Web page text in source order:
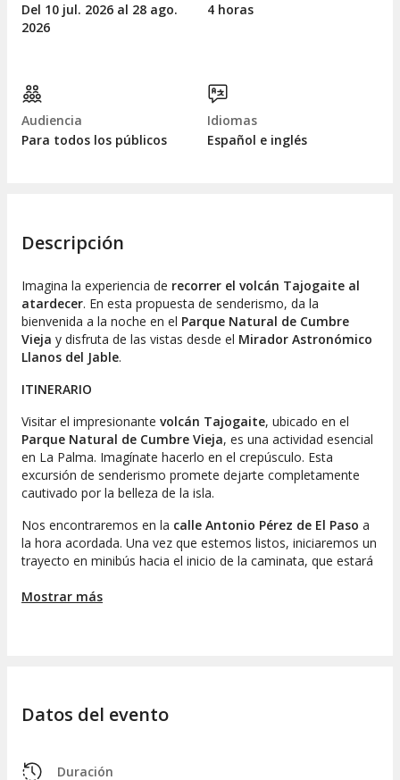
Del 10 jul. 2026 al 28 ago.
2026
4 horas
Audiencia
Para todos los públicos
Idiomas
Español e inglés
Descripción
Imagina la experiencia de recorrer el volcán Tajogaite al
atardecer. En esta propuesta de senderismo, da la
bienvenida a la noche en el Parque Natural de Cumbre
Vieja y disfruta de las vistas desde el Mirador Astronómico
Llanos del Jable.
ITINERARIO
Visitar el impresionante volcán Tajogaite, ubicado en el
Parque Natural de Cumbre Vieja, es una actividad esencial
en La Palma. Imagínate hacerlo en el crepúsculo. Esta
excursión de senderismo promete dejarte completamente
cautivado por la belleza de la isla.
Nos encontraremos en la calle Antonio Pérez de El Paso a
la hora acordada. Una vez que estemos listos, iniciaremos un
trayecto en minibús hacia el inicio de la caminata, que estará
un grupo de hasta
2021y las transformaciones que trajo consigo en la
La senda de senderismo, que abarca unos
Mostrar más
Datos del evento
Duración